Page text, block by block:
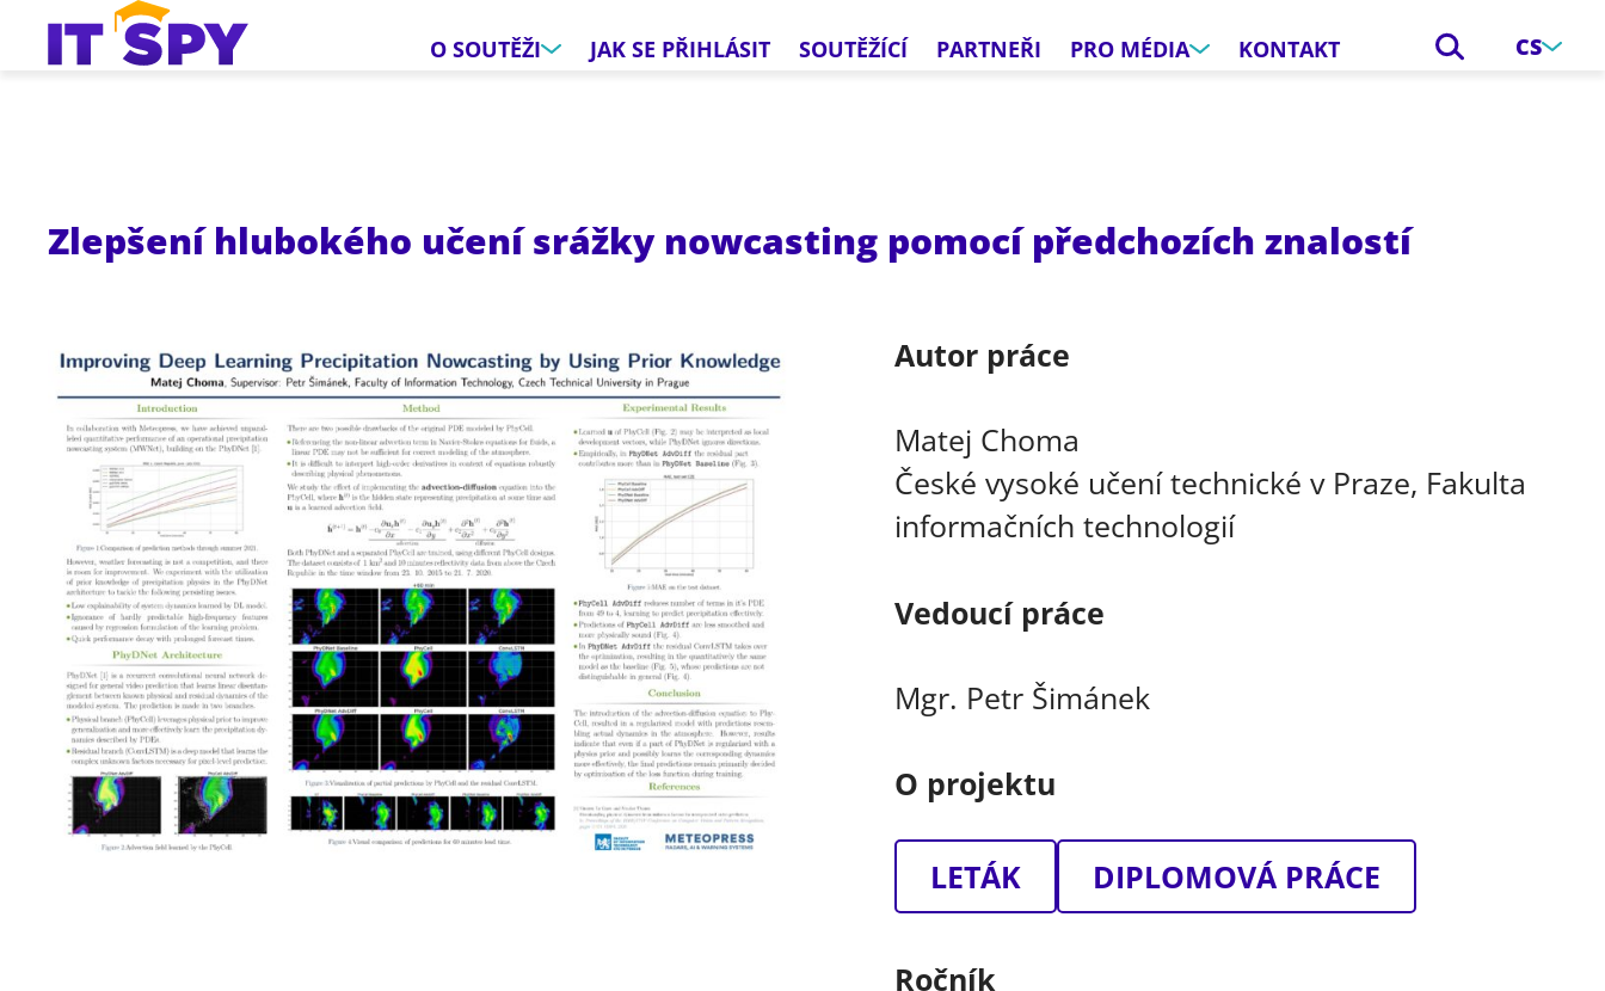
O SOUTĚŽI JAK SE PŘIHLÁSIT SOUTĚŽÍCÍ PARTNEŘI PRO MÉDIA KONTAKT CS
Zlepšení hlubokého učení srážky nowcasting pomocí předchozích znalostí
Autor práce
Matej Choma
České vysoké učení technické v Praze, Fakulta
informačních technologií
Vedoucí práce
Mgr. Petr Šimánek
O projektu
LETÁK DIPLOMOVÁ PRÁCE
Ročník